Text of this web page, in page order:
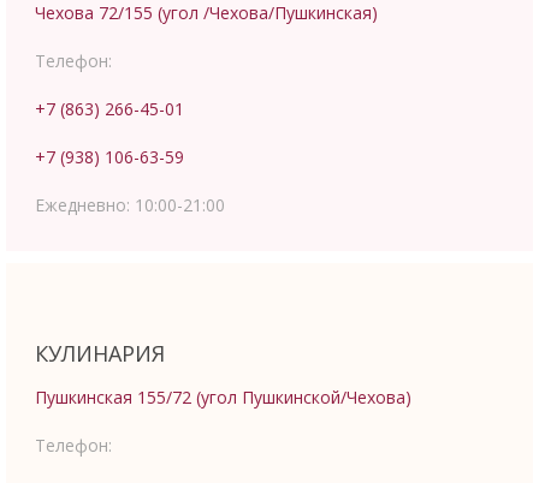
Чехова 72/155 (угол /Чехова/Пушкинская)
Телефон:
+7 (863) 266-45-01
+7 (938) 106-63-59
Ежедневно: 10:00-21:00
КУЛИНАРИЯ
Пушкинская 155/72 (угол Пушкинской/Чехова)
Телефон: